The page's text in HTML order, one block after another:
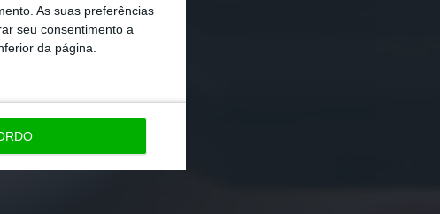
As suas preferências
seu consentimento a
da página.